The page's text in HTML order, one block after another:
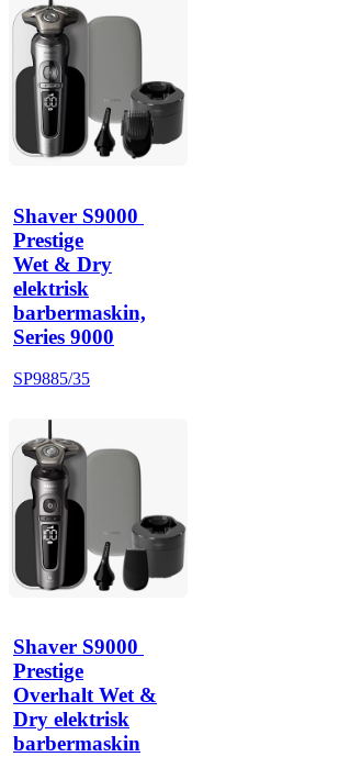
Shaver S9000
Prestige
Wet & Dry
elektrisk
barbermaskin,
Series 9000
SP9885/35
Shaver S9000
Prestige
Overhalt Wet &
Dry elektrisk
barbermaskin